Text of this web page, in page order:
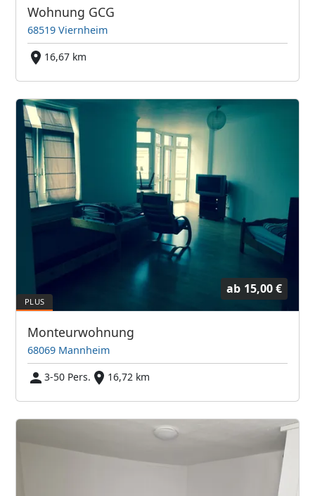
Wohnung GCG
68519 Viernheim
16,67 km
ab 15,00 €
Monteurwohnung
68069 Mannheim
3-50 Pers.
16,72 km